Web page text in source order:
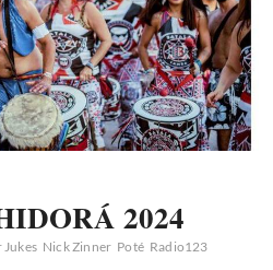
2024
Jukes Nick Zinner Poté Radio123